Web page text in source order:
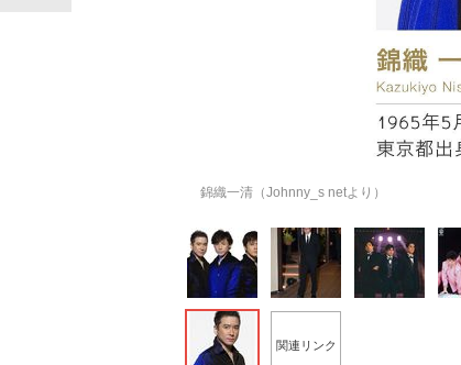
錦織一清（Johnny_s netより）
関連リンク